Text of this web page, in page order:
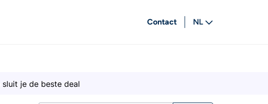
Contact
NL
sluit je de beste deal